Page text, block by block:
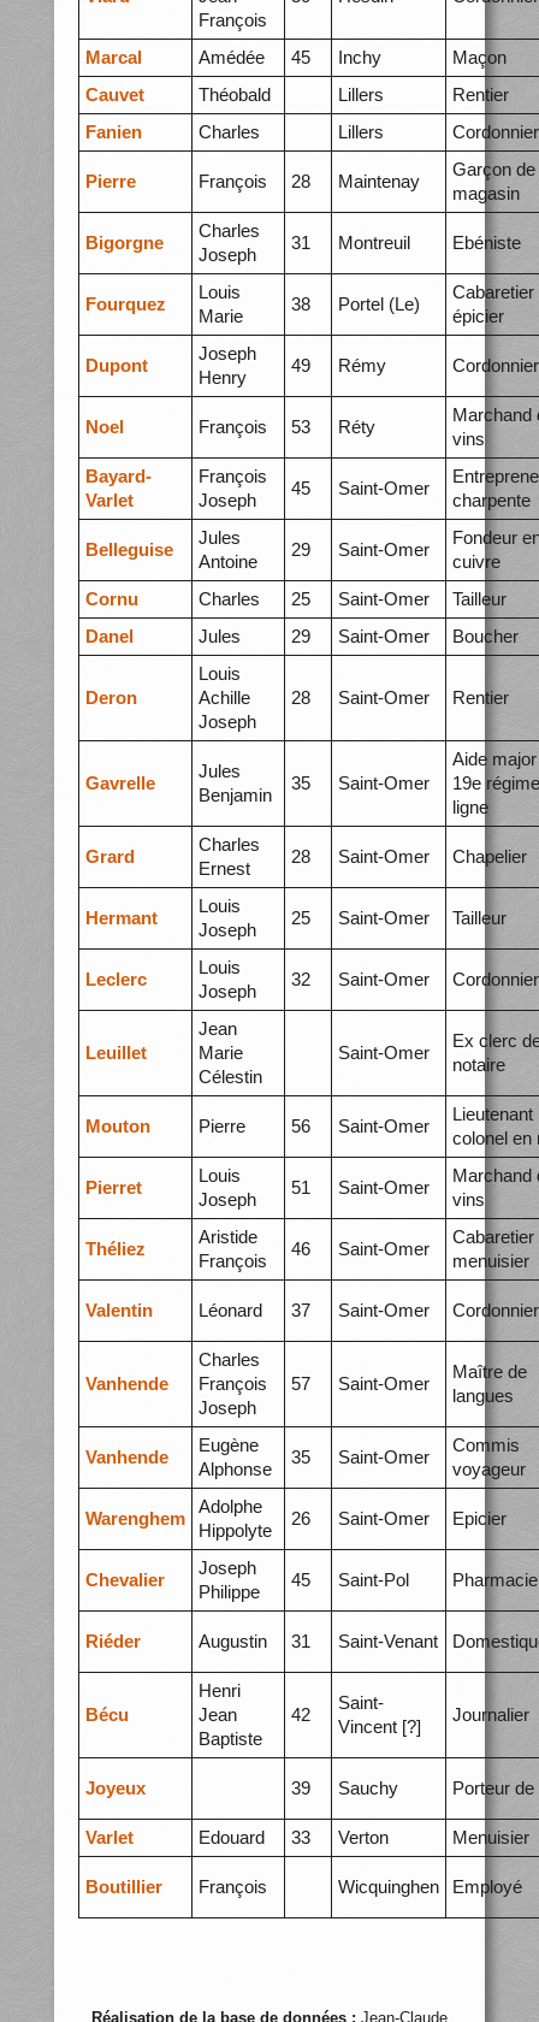
François
Marcal Amédée 45 Inchy
Maçon
Cauvet
Théobald Lillers
Rentier
Fanien
Charles Lillers Cordonnier
Pierre François 28 Maintenay
Garçon de
magasin
Bigorgne
Charles
Joseph
31 Montreuil Ebéniste
Fourquez
Louis
Marie
38 Portel (Le)
Cabaretier
épicier
Dupont
Joseph
Henry
49 Rémy Cordonnier
Noel François 53 Réty
Marchand
vins
Bayard-
Varlet
François
Joseph
45 Saint-Omer
charpente
Belleguise
Jules
Antoine
29 Saint-Omer
Fondeur
cuivre
Cornu
Charles 25 Saint-Omer
Tailleur
Danel
Jules 29 Saint-Omer Boucher
Deron
Louis
Achille
Joseph
28 Saint-Omer Rentier
Gavrelle
Jules
Benjamin
35 Saint-Omer
Aide
19e
ligne
Grard
Charles
Ernest
28 Saint-Omer Chapelier
Hermant
Louis
Joseph
25 Saint-Omer Tailleur
Leclerc
Louis
Joseph
32 Saint-Omer Cordonnier
Leuillet
Jean
Marie
Célestin
Saint-Omer
Ex clerc
notaire
Mouton Pierre 56 Saint-Omer
Lieutenant
colonel en
Pierret
Louis
Joseph
51 Saint-Omer
Marchand
vins
Théliez
Aristide
François
46 Saint-Omer
Cabaretier
menuisier
Valentin Léonard 37 Saint-Omer Cordonnier
Vanhende
Charles
François
Joseph
57 Saint-Omer
Maître de
langues
Vanhende
Eugène
Alphonse
35 Saint-Omer
Commis
voyageur
Warenghem
Adolphe
Hippolyte
26 Saint-Omer Epicier
Chevalier
Joseph
Philippe
45 Saint-Pol
Riéder Augustin 31 Saint-Venant
Bécu
Henri
Jean
Baptiste
42
Saint-
Vincent [?]
Journalier
Joyeux 39 Sauchy Porteur de
Varlet Edouard 33 Verton Menuisier
Boutillier François Wicquinghen Employé
Réalisation de la base de données : Jean-Claude